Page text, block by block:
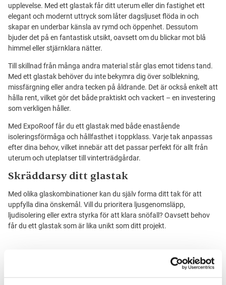
upplevelse. Med ett glastak får ditt uterum eller din fastighet ett
elegant och modernt uttryck som låter dagsljuset flöda in och
skapar en underbar känsla av rymd och öppenhet. Dessutom
bjuder det på en fantastisk utsikt, oavsett om du blickar mot blå
himmel eller stjärnklara nätter.
Till skillnad från många andra material står glas emot tidens tand.
Med ett glastak behöver du inte bekymra dig över solblekning,
missfärgning eller andra tecken på åldrande. Det är också enkelt att
hålla rent, vilket gör det både praktiskt och vackert – en investering
som verkligen håller.
Med ExpoRoof får du ett glastak med både enastående
isoleringsförmåga och hållfasthet i toppklass. Varje tak anpassas
efter dina behov, vilket innebär att det passar perfekt för allt från
uterum och uteplatser till vinterträdgårdar.
Skräddarsy ditt glastak
Med olika glaskombinationer kan du själv forma ditt tak för att
uppfylla dina önskemål. Vill du prioritera ljusgenomsläpp,
ljudisolering eller extra styrka för att klara snöfall? Oavsett behov
får du ett glastak som är lika unikt som ditt projekt.